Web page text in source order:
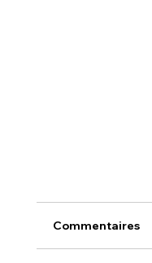
Commentaires